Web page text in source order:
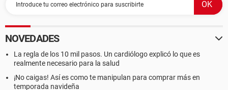
NOVEDADES
La regla de los 10 mil pasos. Un cardiólogo explicó lo que es
realmente necesario para la salud
¡No caigas! Así es como te manipulan para comprar más en
temporada navideña